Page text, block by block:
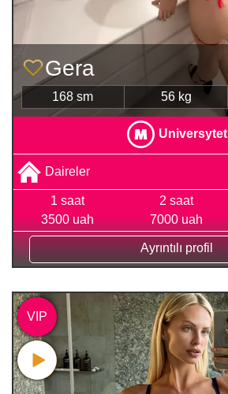
Gera
168 sm 56 kg
Universytet
Daireler
1 saat
3500 uah
2 saat
7000 uah
Ayrıntılı profil
VIP